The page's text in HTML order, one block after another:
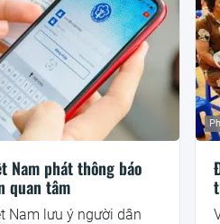
Nam phát thông báo
quan tâm
Nam lưu ý người dân